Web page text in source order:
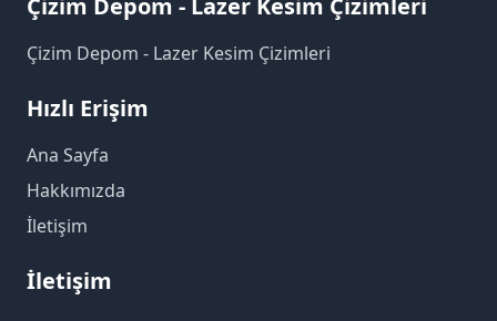
Çizim Depom - Lazer Kesim Çizimleri
Çizim Depom - Lazer Kesim Çizimleri
Hızlı Erişim
Ana Sayfa
Hakkımızda
İletişim
İletişim